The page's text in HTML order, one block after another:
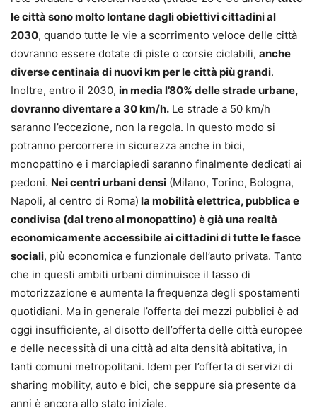
le città sono molto lontane dagli obiettivi cittadini al
2030, quando tutte le vie a scorrimento veloce delle città
dovranno essere dotate di piste o corsie ciclabili, anche
diverse centinaia di nuovi km per le città più grandi.
Inoltre, entro il 2030, in media l’80% delle strade urbane,
dovranno diventare a 30 km/h. Le strade a 50 km/h
saranno l’eccezione, non la regola. In questo modo si
potranno percorrere in sicurezza anche in bici,
monopattino e i marciapiedi saranno finalmente dedicati ai
pedoni. Nei centri urbani densi (Milano, Torino, Bologna,
Napoli, al centro di Roma) la mobilità elettrica, pubblica e
condivisa (dal treno al monopattino) è già una realtà
economicamente accessibile ai cittadini di tutte le fasce
sociali, più economica e funzionale dell’auto privata. Tanto
che in questi ambiti urbani diminuisce il tasso di
motorizzazione e aumenta la frequenza degli spostamenti
quotidiani. Ma in generale l’offerta dei mezzi pubblici è ad
oggi insufficiente, al disotto dell’offerta delle città europee
e delle necessità di una città ad alta densità abitativa, in
tanti comuni metropolitani. Idem per l’offerta di servizi di
sharing mobility, auto e bici, che seppure sia presente da
anni è ancora allo stato iniziale.